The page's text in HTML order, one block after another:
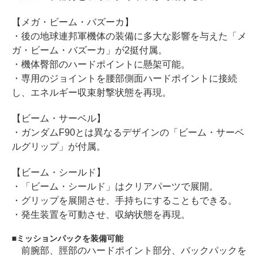
【メガ・ビーム・バズーカ】
・後の地球連邦軍機体の装備に多大な影響を与えた「メ
ガ・ビーム・バズーカ」が2挺付属。
・機体臀部のハードポイントに懸架可能。
・専用のジョイントを腰部側面ハードポイントに接続
し、エネルギー収束射撃状態を再現。
【ビーム・サーベル】
・ガンダムF90とは異なるデザインの「ビーム・サーベ
ルグリップ」が付属。
【ビーム・シールド】
・「ビーム・シールド」はクリアパーツで展開。
・グリップを展開させ、手持ちにすることもできる。
・発生装置を可動させ、収納状態を再現。
ミッションパックを装備可能
前腕部、脛部のハードポイント部分、バックパックを